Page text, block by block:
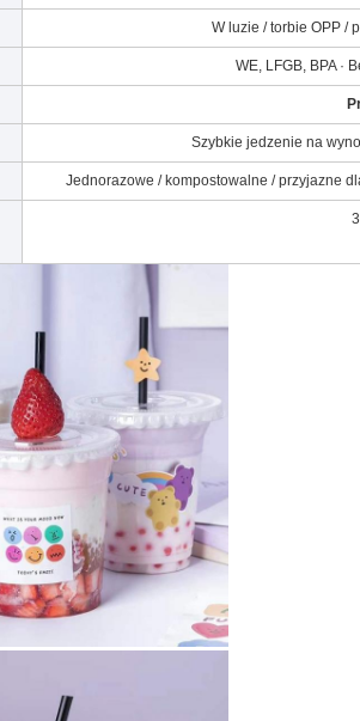
W luzie / torbie OPP /
WE, LFGB, BPA ·
Szybkie jedzenie na
Jednorazowe / kompostowalne / przyjazne